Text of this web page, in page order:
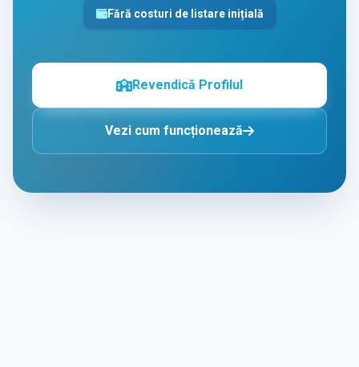
Fără costuri de listare inițială
Revendică Profilul
Vezi cum funcționează